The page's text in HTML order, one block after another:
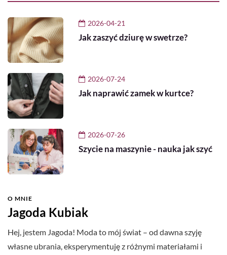
2026-04-21
Jak zaszyć dziurę w swetrze?
2026-07-24
Jak naprawić zamek w kurtce?
2026-07-26
Szycie na maszynie - nauka jak szyć
O MNIE
Jagoda Kubiak
Hej, jestem Jagoda! Moda to mój świat – od dawna szyję
własne ubrania, eksperymentuję z różnymi materiałami i